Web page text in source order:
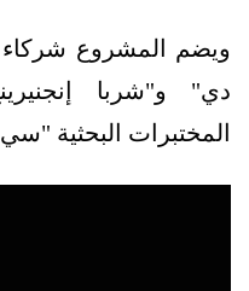
دي" و"شربا
المختبرات البحثية